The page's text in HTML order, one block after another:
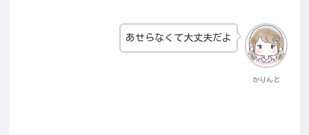
かりんと
あせらなくて大丈夫だよ